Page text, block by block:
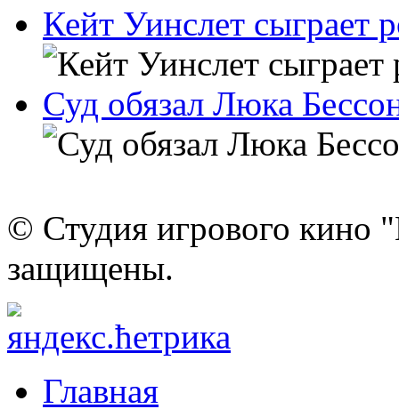
Кейт Уинслет сыграет
Суд обязал Люка
© Студия игрового кино
защищены.
Главная